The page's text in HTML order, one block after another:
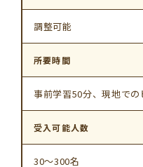
調整可能
所要時間
事前学習50分、現地で
受入可能人数
30〜300名